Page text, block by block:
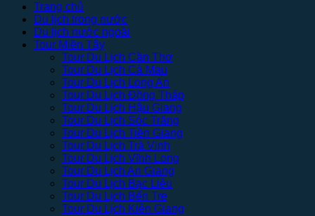
Trang chủ
Du lịch trong nước
Du lịch nước ngoài
Tour Miền Tây
Tour Du Lịch Cần Thơ
Tour Du Lịch Cà Mau
Tour Du Lịch Long An
Tour Du Lịch Đồng Tháp
Tour Du Lịch Hậu Giang
Tour Du Lịch Sóc Trăng
Tour Du Lịch Tiền Giang
Tour Du Lịch Trà Vinh
Tour Du Lịch Vĩnh Long
Tour Du Lịch An Giang
Tour Du Lịch Bạc Liêu
Tour Du Lịch Bến Tre
Tour Du Lịch Kiên Giang